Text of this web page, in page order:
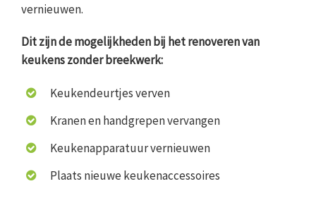
vernieuwen.
Dit zijn de mogelijkheden bij het renoveren van
keukens zonder breekwerk:
Keukendeurtjes verven
Kranen en handgrepen vervangen
Keukenapparatuur vernieuwen
Plaats nieuwe keukenaccessoires